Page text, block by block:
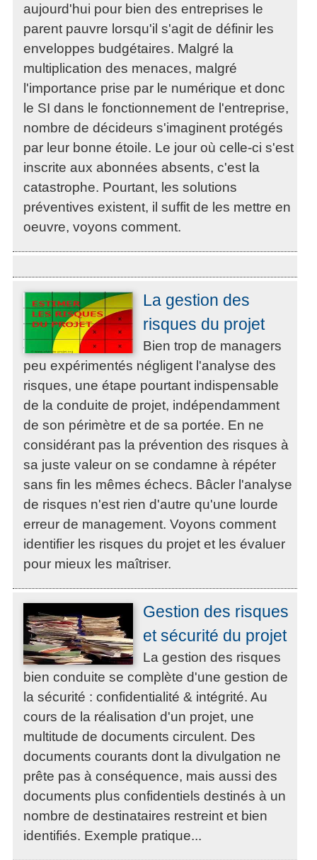
aujourd'hui pour bien des entreprises le
parent pauvre lorsqu'il s'agit de définir les
enveloppes budgétaires. Malgré la
multiplication des menaces, malgré
l'importance prise par le numérique et donc
le SI dans le fonctionnement de l'entreprise,
nombre de décideurs s'imaginent protégés
par leur bonne étoile. Le jour où celle-ci s'est
inscrite aux abonnées absents, c'est la
catastrophe. Pourtant, les solutions
préventives existent, il suffit de les mettre en
oeuvre, voyons comment.
La gestion des
risques du projet
Bien trop de managers
peu expérimentés négligent l'analyse des
risques, une étape pourtant indispensable
de la conduite de projet, indépendamment
de son périmètre et de sa portée. En ne
considérant pas la prévention des risques à
sa juste valeur on se condamne à répéter
sans fin les mêmes échecs. Bâcler l'analyse
de risques n'est rien d'autre qu'une lourde
erreur de management. Voyons comment
identifier les risques du projet et les évaluer
pour mieux les maîtriser.
Gestion des risques
et sécurité du projet
La gestion des risques
bien conduite se complète d'une gestion de
la sécurité : confidentialité & intégrité. Au
cours de la réalisation d'un projet, une
multitude de documents circulent. Des
documents courants dont la divulgation ne
prête pas à conséquence, mais aussi des
documents plus confidentiels destinés à un
nombre de destinataires restreint et bien
identifiés. Exemple pratique...